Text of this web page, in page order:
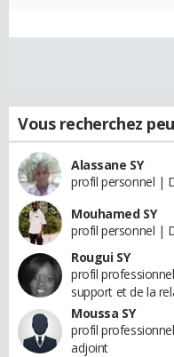
Vous recherchez
Alassane SY
profil personnel |
Mouhamed SY
profil personnel |
Rougui SY
profil
support et de la
Moussa SY
profil
adjoint